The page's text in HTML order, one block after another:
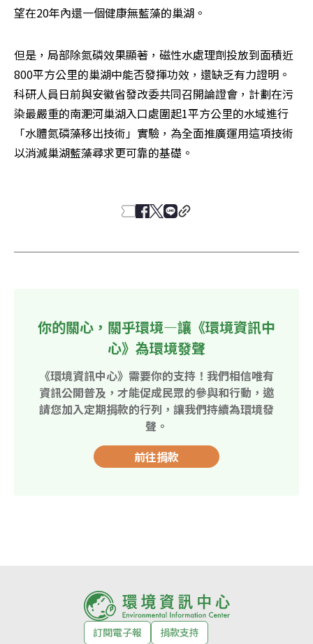
望在20年內還一個健康無藍藻的巢湖。
但是，局部除氮磷效果顯著，磁性水處理劑投放到面積近
800平方公里的巢湖中能否發揮功效，還缺乏有力證明。
科研人員日前與安徽省發改委共同召開論證會，計劃在污
染最嚴重的南淝河巢湖入口處圍起1平方公里的水域進行
「水體氮磷藻移出技術」實驗，為全面推廣運用這項技術
以消滅巢湖藍藻尋求更可靠的基礎。
你的關心，關乎環境—讓《環境資訊中
心》為環境發聲
《環境資訊中心》需要你的支持！我們相信唯有
資訊公開普及，才能促成民眾的參與和行動，邀
請您加入定期捐款的行列，讓我們持續為環境發
聲。
前往捐款
訂閱電子報 捐款支持